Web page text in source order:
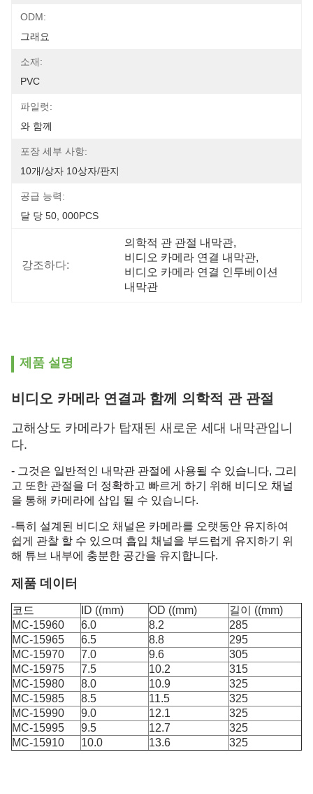
ODM:
그래요
소재:
PVC
파일럿:
와 함께
포장 세부 사항:
10개/상자 10상자/판지
공급 능력:
달 당 50, 000PCS
강조하다:
의학적 관 관절 내막관,
비디오 카메라 연결 내막관,
비디오 카메라 연결 인투베이션
내막관
제품 설명
비디오 카메라 연결과 함께 의학적 관 관절
고해상도 카메라가 탑재된 새로운 세대 내막관입니
다.
- 그것은 일반적인 내막관 관절에 사용될 수 있습니다, 그리
고 또한 관절을 더 정확하고 빠르게 하기 위해 비디오 채널
을 통해 카메라에 삽입 될 수 있습니다.
-특히 설계된 비디오 채널은 카메라를 오랫동안 유지하여
쉽게 관찰 할 수 있으며 흡입 채널을 부드럽게 유지하기 위
해 튜브 내부에 충분한 공간을 유지합니다.
제품 데이터
코드 ID ((mm) OD ((mm)
길이 ((mm)
MC-15960
6.0 8.2
285
MC-15965
6.5 8.8
295
MC-15970
7.0 9.6
305
MC-15975
7.5 10.2
315
MC-15980
8.0 10.9
325
MC-15985
8.5 11.5
325
MC-15990
9.0 12.1
325
MC-15995
9.5 12.7
325
MC-15910
10.0 13.6 325